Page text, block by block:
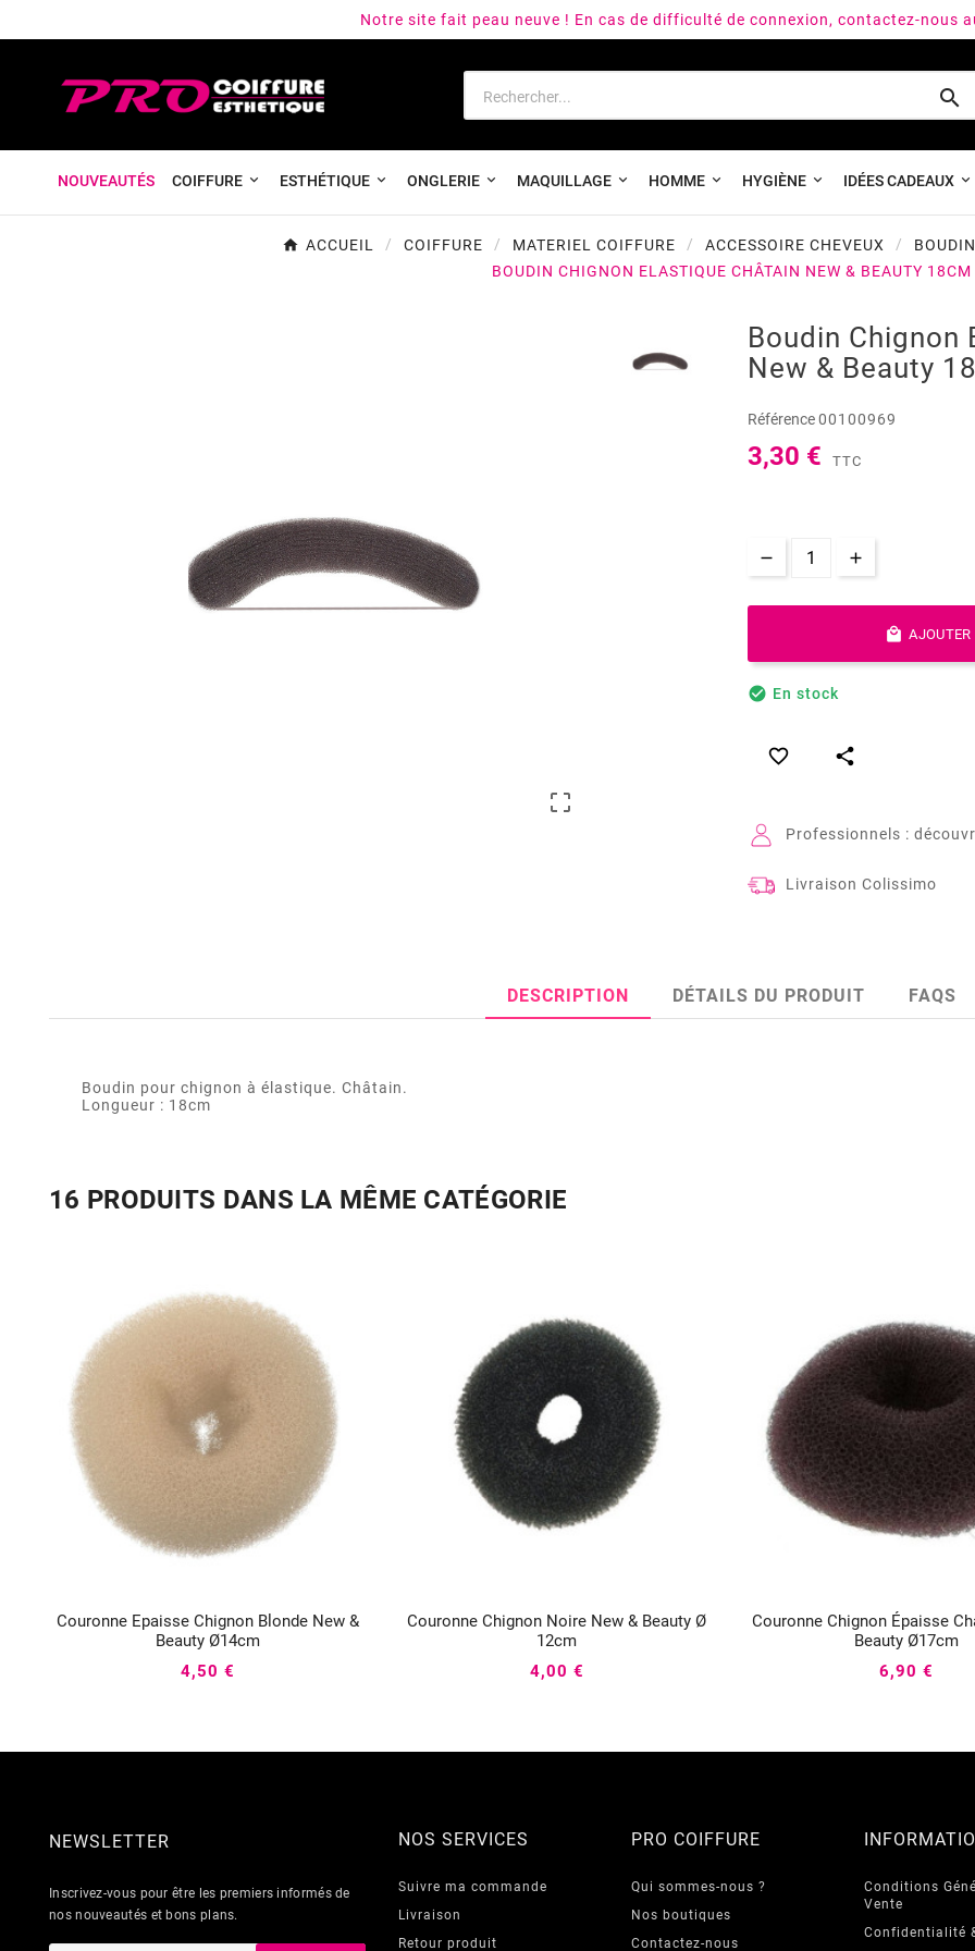
Notre site fait peau neuve ! En cas de difficulté de connexion, contactez-nous

NOUVEAUTÉS COIFFURE ESTHÉTIQUE ONGLERIE MAQUILLAGE HOMME HYGIÈNE IDÉES CADEAUX
ACCUEIL COIFFURE MATERIEL COIFFURE ACCESSOIRE CHEVEUX
BOUDIN CHIGNON ELASTIQUE CHÂTAIN NEW & BEAUTY 18CM

Boudin Chignon
New & Beauty
Référence00100969
3,30 € TTC
 AJOUTER
 En stock
 
Professionnels :
Livraison Colissimo
DESCRIPTION DÉTAILS DU PRODUIT FAQS
Boudin pour chignon à élastique. Châtain.
Longueur : 18cm
16 PRODUITS DANS LA MÊME CATÉGORIE
Couronne Epaisse Chignon Blonde New &
Beauty Ø14cm
  
4,50 €
Couronne Chignon Noire New & Beauty Ø
12cm
 
4,00 €
Couronne Chignon Épaisse
Beauty Ø17cm
  
6,90 €
NEWSLETTER
Inscrivez-vous pour être les premiers informés de
nos nouveautés et bons plans.
NOS SERVICES
Suivre ma commande
Livraison
Retour produit
PRO COIFFURE
Qui sommes-nous ?
Nos boutiques
Contactez-nous
Conditions
Vente
Confidentialité